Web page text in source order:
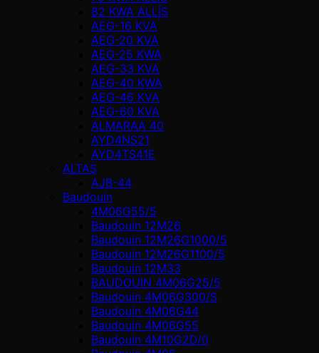
82 KWA ALLİS
AEG-16 KVA
AEG-20 KVA
AEG-25 KWA
AEG-33 KVA
AEG-40 KWA
AEG-46 KVA
AEG-60 KVA
ALMARAA 40
AYD4NS21
AYD4TS41E
ALTAŞ
AJB-44
Baudouin
4M06G55/5
Baudouin 12M26
Baudouin 12M26G1000/5
Baudouin 12M26G1100/5
Baudouin 12M33
BAUDOUIN 4M06G25/5
Baudouin 4M06G300/S
Baudouin 4M06G44
Baudouin 4M06G55
Baudouin 4M10G2D/0